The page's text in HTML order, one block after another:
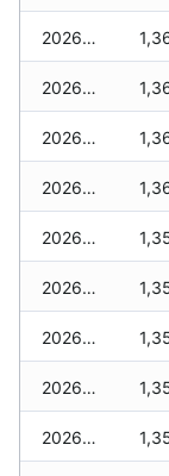
2026-05-02
2026-05-01
2026-04-30
2026-04-29
2026-04-28
2026-04-27
2026-04-26
2026-04-25
2026-04-24